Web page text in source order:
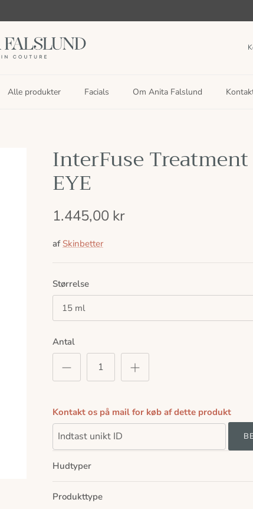
Alle produkter Facials Om Anita Falslund
InterFuse Treatment
EYE
1.445,00 kr
af Skinbetter
Størrelse
15 ml
Antal
Kontakt os på mail for køb af dette produkt
Hudtyper
Produkttype